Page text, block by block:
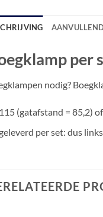
per
nodig?
115 (gatafstand = 85,2)
per set: dus